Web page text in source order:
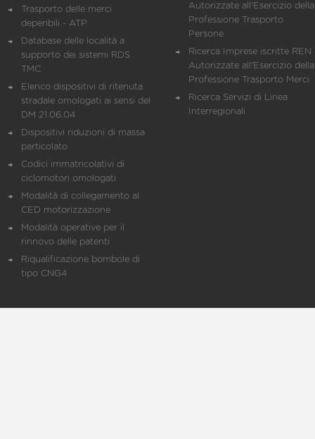
Trasporto delle merci
deperibili - ATP
Database delle località a
supporto dei sistemi RDS
TMC
Elenco dispositivi di ritenuta
stradale omologati ai sensi del
DM 21.06.04
Dispositivi riduzioni di massa
particolato
Codici immatricolativi di
ciclomotori omologati
Modalità di collegamento al
CED motorizzazione
Modalità operative per il
rinnovo delle patenti
Riqualificazione bombole di
tipo CNG4
Autorizzate all'Esercizio della
Professione Trasporto
Persone
Ricerca Imprese iscritte REN
Autorizzate all'Esercizio della
Professione Trasporto Merci
Ricerca Servizi di Linea
Interregionali